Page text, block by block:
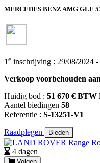
MERCEDES BENZ AMG GLE
1 e inschrijving : 29/08/2024
Verkoop voorbehouden
Huidig bod : 51 670 €
Aantel biedingen 58
Referentie : S-13251-V1
Raadplegen Bieden
4 dagen